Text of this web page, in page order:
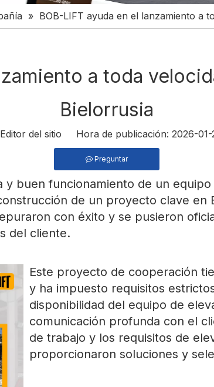
» BOB-LIFT ayuda en el lanzamiento a
a toda
Bielorrusia
del sitio Hora de publicación: 2026-
Preguntar
y buen funcionamiento de un
de un proyecto clave en
con éxito y se pusieron
del cliente.
Este proyecto de cooperación
y ha impuesto requisitos
disponibilidad del equipo de
comunicación profunda con el
de trabajo y los requisitos de
proporcionaron soluciones y